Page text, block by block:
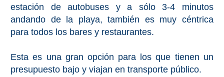
estación de autobuses y a sólo 3-4 minutos
andando de la playa, también es muy céntrica
para todos los bares y restaurantes.
Esta es una gran opción para los que tienen un
presupuesto bajo y viajan en transporte público.